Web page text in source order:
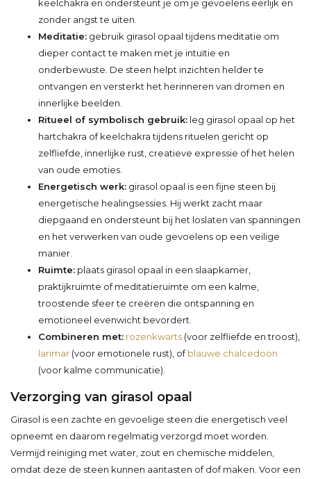
keelchakra en ondersteunt je om je gevoelens eerlijk en
zonder angst te uiten.
Meditatie: gebruik girasol opaal tijdens meditatie om
dieper contact te maken met je intuïtie en
onderbewuste. De steen helpt inzichten helder te
ontvangen en versterkt het herinneren van dromen en
innerlijke beelden.
Ritueel of symbolisch gebruik: leg girasol opaal op het
hartchakra of keelchakra tijdens rituelen gericht op
zelfliefde, innerlijke rust, creatieve expressie of het helen
van oude emoties.
Energetisch werk: girasol opaal is een fijne steen bij
energetische healingsessies. Hij werkt zacht maar
diepgaand en ondersteunt bij het loslaten van spanningen
en het verwerken van oude gevoelens op een veilige
manier.
Ruimte: plaats girasol opaal in een slaapkamer,
praktijkruimte of meditatieruimte om een kalme,
troostende sfeer te creëren die ontspanning en
emotioneel evenwicht bevordert.
Combineren met: rozenkwarts (voor zelfliefde en troost),
larimar (voor emotionele rust), ofblauwe chalcedoon
(voor kalme communicatie).
Verzorging van girasol opaal
Girasol is een zachte en gevoelige steen die energetisch veel
opneemt en daarom regelmatig verzorgd moet worden.
Vermijd reiniging met water, zout en chemische middelen,
omdat deze de steen kunnen aantasten of dof maken. Voor een